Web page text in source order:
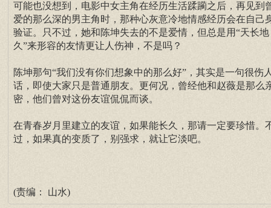
可能也没想到，电影中女主角在经历生活蹂躏之后，再见到
爱的那么深的男主角时，那种心灰意冷地情感经历会在自己
验证。只不过，她和陈坤失去的不是爱情，但总是用“天长地
久”来形容的友情更让人伤神，不是吗？
陈坤那句“我们没有你们想象中的那么好”，其实是一句很伤
话，即使大家只是普通朋友。更何况，曾经他和赵薇是那么
密，他们曾对这份友谊侃侃而谈。
在青春岁月里建立的友谊，如果能长久，那请一定要珍惜。
过，如果真的变质了，别强求，就让它淡吧。
(责编： 山水)